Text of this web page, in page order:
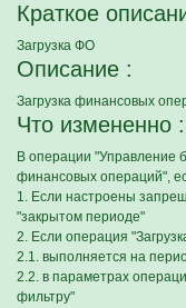
Краткое
Загрузка ФО
Описание :
Загрузка финансовых
Что измененно :
В операции "Управление
финансовых операций",
1. Если настроены
"закрытом периоде"
2. Если операция
2.1. выполняется на
2.2. в параметрах
фильтру"